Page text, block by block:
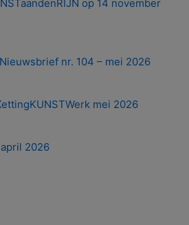
op 14 november
nr. 104 – mei 2026
mei 2026
2026